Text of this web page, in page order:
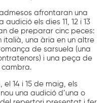
afrontaran una
els dies 11, 12 i 13
de preparar cinc peces:
italià, una ària en un altre
de sarsuela (una
i una peça de
cambra.
14 i 15 de maig, els
una audició d’una o